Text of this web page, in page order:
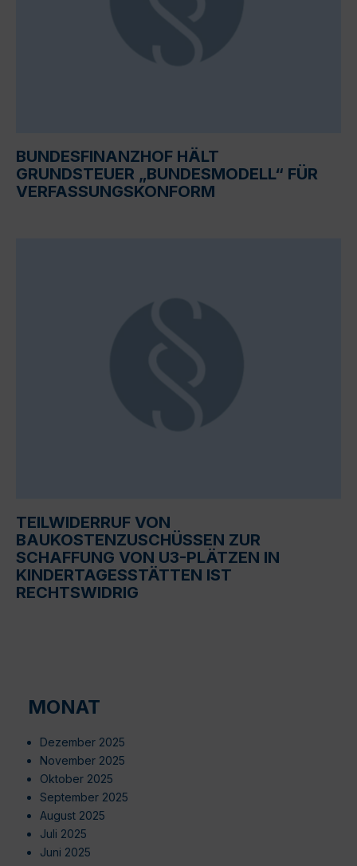
BUNDESFINANZHOF HÄLT
GRUNDSTEUER „BUNDESMODELL“ FÜR
VERFASSUNGSKONFORM
TEILWIDERRUF VON
BAUKOSTENZUSCHÜSSEN ZUR
SCHAFFUNG VON U3-PLÄTZEN IN
KINDERTAGESSTÄTTEN IST
RECHTSWIDRIG
MONAT
Dezember 2025
November 2025
Oktober 2025
September 2025
August 2025
Juli 2025
Juni 2025